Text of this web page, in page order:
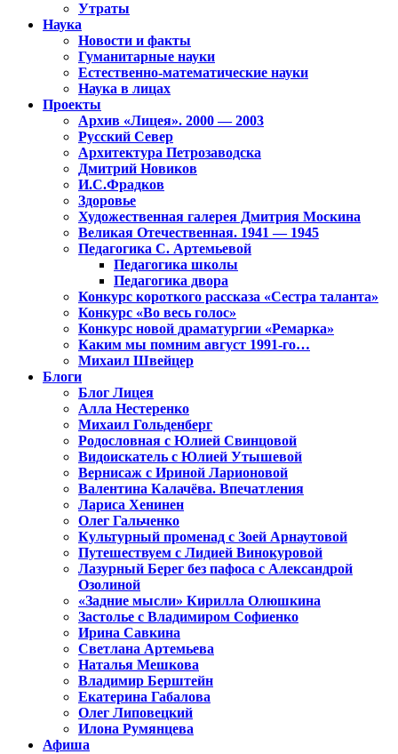
Утраты
Наука
Новости и факты
Гуманитарные науки
Естественно-математические науки
Наука в лицах
Проекты
Архив «Лицея». 2000 — 2003
Русский Север
Архитектура Петрозаводска
Дмитрий Новиков
И.С.Фрадков
Здоровье
Художественная галерея Дмитрия Москина
Великая Отечественная. 1941 — 1945
Педагогика С. Артемьевой
Педагогика школы
Педагогика двора
Конкурс короткого рассказа «Сестра таланта»
Конкурс «Во весь голос»
Конкурс новой драматургии «Ремарка»
Каким мы помним август 1991-го…
Михаил Швейцер
Блоги
Блог Лицея
Алла Нестеренко
Михаил Гольденберг
Родословная с Юлией Свинцовой
Видоискатель с Юлией Утышевой
Вернисаж с Ириной Ларионовой
Валентина Калачёва. Впечатления
Лариса Хенинен
Олег Гальченко
Культурный променад с Зоей Арнаутовой
Путешествуем с Лидией Винокуровой
Лазурный Берег без пафоса с Александрой
Озолиной
«Задние мысли» Кирилла Олюшкина
Застолье с Владимиром Софиенко
Ирина Савкина
Светлана Артемьева
Наталья Мешкова
Владимир Берштейн
Екатерина Габалова
Олег Липовецкий
Илона Румянцева
Афиша